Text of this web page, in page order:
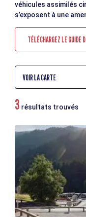
véhicules assimilés
s’exposent à une
TÉLÉCHARGEZ LE
VOIR LA CARTE
3 résultats trouvés